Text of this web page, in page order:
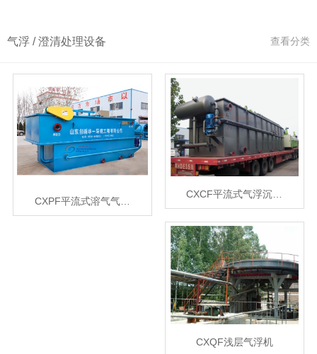
气浮 / 澄清处理设备 查看分类
CXPF平流式溶气气…
CXCF平流式气浮沉…
CXQF浅层气浮机